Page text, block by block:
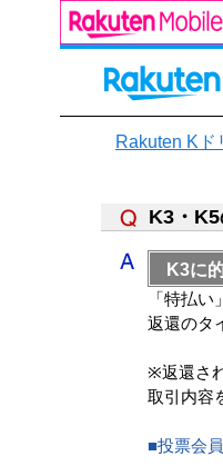
Rakuten Kド
K3・
K3に
「特払
返還のタ
※返還さ
取引内容
■投票会